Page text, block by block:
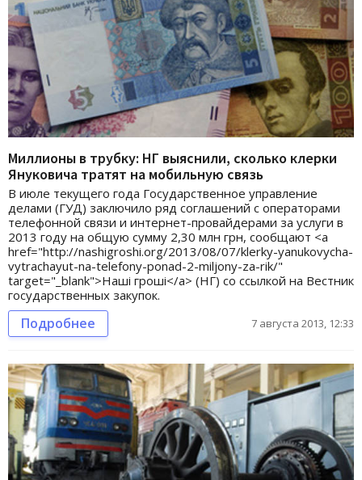
Миллионы в трубку: НГ выяснили, сколько клерки
Януковича тратят на мобильную связь
В июле текущего года Государственное управление
делами (ГУД) заключило ряд соглашений с операторами
телефонной связи и интернет-провайдерами за услуги в
2013 году на общую сумму 2,30 млн грн, сообщают <a
href="http://nashigroshi.org/2013/08/07/klerky-yanukovycha-
vytrachayut-na-telefony-ponad-2-miljony-za-rik/"
target="_blank">Наші гроші</a> (НГ) со ссылкой на Вестник
государственных закупок.
Подробнее 7 августа 2013, 12:33